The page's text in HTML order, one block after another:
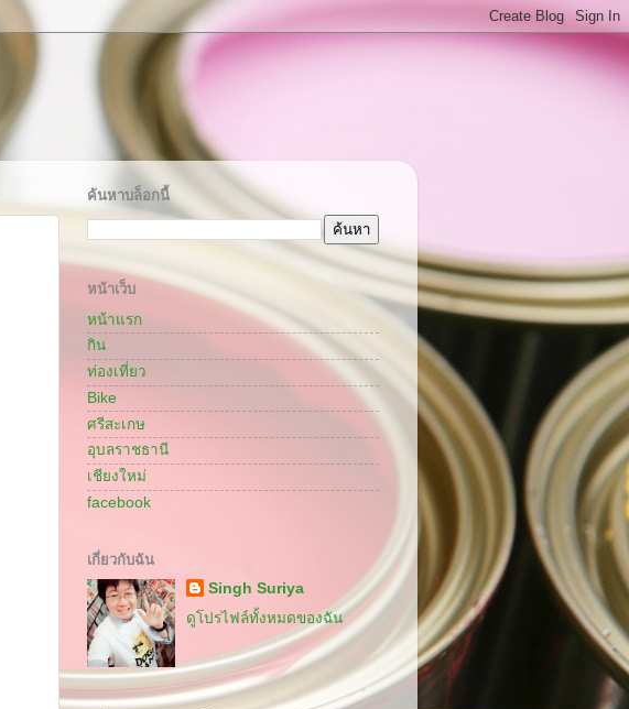
ค้นหาบล็อกนี้
หน้าเว็บ
หน้าแรก
กิน
ท่องเที่ยว
Bike
ศรีสะเกษ
อุบลราชธานี
เชียงใหม่
facebook
เกี่ยวกับฉัน
Singh Suriya
ดูโปรไฟล์ทั้งหมดของฉัน